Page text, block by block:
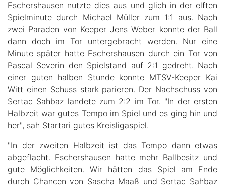
Eschershausen nutzte dies aus und glich in der elften
Spielminute durch Michael Müller zum 1:1 aus. Nach
zwei Paraden von Keeper Jens Weber konnte der Ball
dann doch im Tor untergebracht werden. Nur eine
Minute später hatte Eschershausen durch ein Tor von
Pascal Severin den Spielstand auf 2:1 gedreht. Nach
einer guten halben Stunde konnte MTSV-Keeper Kai
Witt einen Schuss stark parieren. Der Nachschuss von
Sertac Sahbaz landete zum 2:2 im Tor. "In der ersten
Halbzeit war gutes Tempo im Spiel und es ging hin und
her", sah Startari gutes Kreisligaspiel.
"In der zweiten Halbzeit ist das Tempo dann etwas
abgeflacht. Eschershausen hatte mehr Ballbesitz und
gute Möglichkeiten. Wir hätten das Spiel am Ende
durch Chancen von Sascha Maaß und Sertac Sahbaz